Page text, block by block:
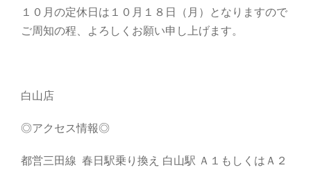
１０月の定休日は１０月１８日（月）となりますので
ご周知の程、よろしくお願い申し上げます。
白山店
◎アクセス情報◎
都営三田線 春日駅乗り換え 白山駅 Ａ１もしくはＡ２